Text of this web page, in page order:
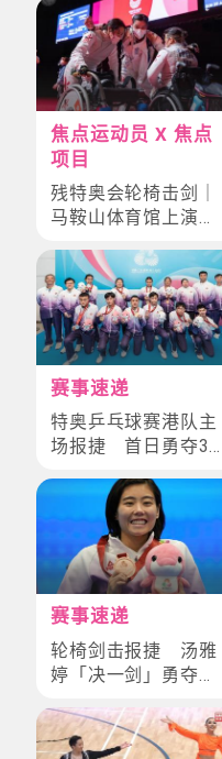
+终极备忘
焦点运动员 X 焦点
项目
残特奥会轮椅击剑｜
马鞍山体育馆上演激
赛事速递
特奥乒乓球赛港队主
场报捷 首日勇夺3
赛事速递
轮椅剑击报捷 汤雅
婷「决一剑」勇夺铜